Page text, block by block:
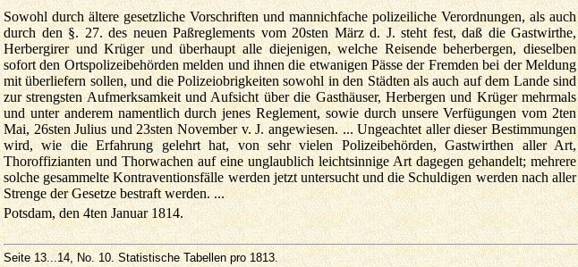
Sowohl durch ältere gesetzliche Vorschriften und mannichfache polizeiliche Verordnungen, als auch
durch den §. 27. des neuen Paßreglements vom 20sten März d. J. steht fest, daß die Gastwirthe,
Herbergirer und Krüger und überhaupt alle diejenigen, welche Reisende beherbergen, dieselben
sofort den Ortspolizeibehörden melden und ihnen die etwanigen Pässe der Fremden bei der Meldung
mit überliefern sollen, und die Polizeiobrigkeiten sowohl in den Städten als auch auf dem Lande sind
zur strengsten Aufmerksamkeit und Aufsicht über die Gasthäuser, Herbergen und Krüger mehrmals
und unter anderem namentlich durch jenes Reglement, sowie durch unsere Verfügungen vom 2ten
Mai, 26sten Julius und 23sten November v. J. angewiesen. ... Ungeachtet aller dieser Bestimmungen
wird, wie die Erfahrung gelehrt hat, von sehr vielen Polizeibehörden, Gastwirthen aller Art,
Thoroffizianten und Thorwachen auf eine unglaublich leichtsinnige Art dagegen gehandelt; mehrere
solche gesammelte Kontraventionsfälle werden jetzt untersucht und die Schuldigen werden nach aller
Strenge der Gesetze bestraft werden. ...
Potsdam, den 4ten Januar 1814.
Seite 13...14, No. 10. Statistische Tabellen pro 1813.